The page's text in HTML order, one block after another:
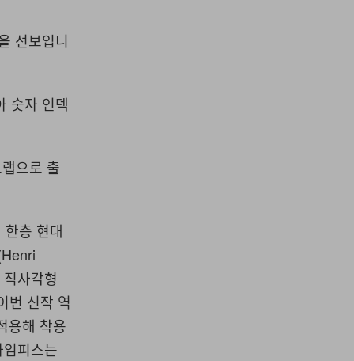
선보입니
숫자 인덱
으로 출
층 현대
사각형
번 신작 역
용해 착용
피스는